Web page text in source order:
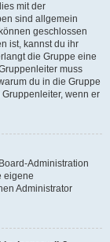
mit der
sind allgemein
geschlossen
ist, kannst du ihr
die Gruppe eine
muss
du in die Gruppe
wenn er
Administration
eigene
Administrator